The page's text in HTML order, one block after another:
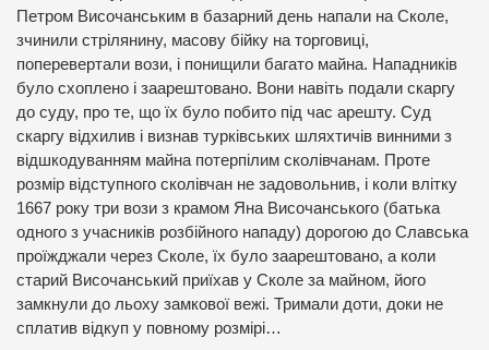
Петром Височанським в базарний день напали на Сколе,
зчинили стрілянину, масову бійку на торговиці,
поперевертали вози, і понищили багато майна. Нападників
було схоплено і заарештовано. Вони навіть подали скаргу
до суду, про те, що їх було побито під час арешту. Суд
скаргу відхилив і визнав турківських шляхтичів винними з
відшкодуванням майна потерпілим сколівчанам. Проте
розмір відступного сколівчан не задовольнив, і коли влітку
1667 року три вози з крамом Яна Височанського (батька
одного з учасників розбійного нападу) дорогою до Славська
проїжджали через Сколе, їх було заарештовано, а коли
старий Височанський приїхав у Сколе за майном, його
замкнули до льоху замкової вежі. Тримали доти, доки не
сплатив відкуп у повному розмірі…